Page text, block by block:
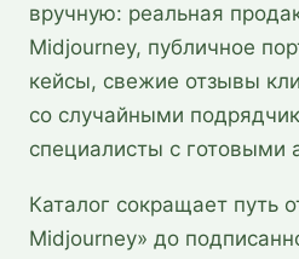
вручную: реальная
Midjourney, публичное
кейсы, свежие отзывы
со случайными
специалисты с готовыми
Каталог сокращает путь
Midjourney» до